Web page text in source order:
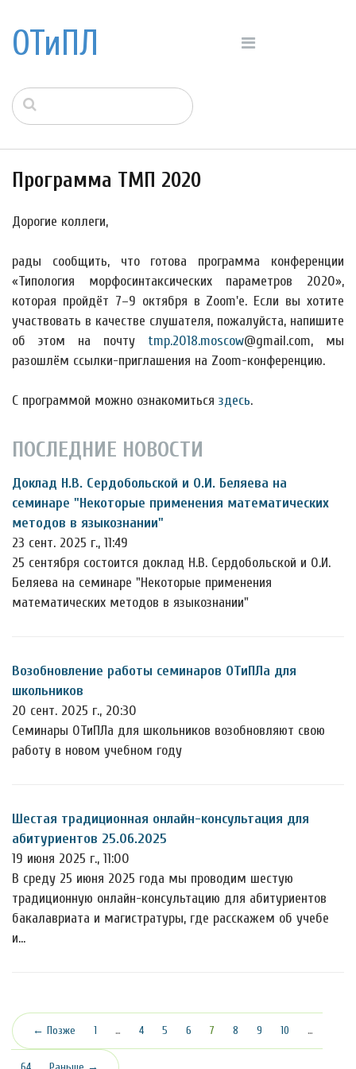
ОТиПЛ
Программа ТМП 2020
Дорогие коллеги,
рады сообщить, что готова программа конференции
«Типология морфосинтаксических параметров 2020»,
которая пройдёт 7–9 октября в Zoom'е. Если вы хотите
участвовать в качестве слушателя, пожалуйста, напишите
об этом на почту tmp.2018.moscow@gmail.com, мы
разошлём ссылки-приглашения на Zoom-конференцию.
С программой можно ознакомитьсяздесь.
ПОСЛЕДНИЕ НОВОСТИ
Доклад Н.В. Сердобольской и О.И. Беляева на
семинаре "Некоторые применения математических
методов в языкознании"
23 сент. 2025 г., 11:49
25 сентября состоится доклад Н.В. Сердобольской и О.И.
Беляева на семинаре "Некоторые применения
математических методов в языкознании"
Возобновление работы семинаров ОТиПЛа для
школьников
20 сент. 2025 г., 20:30
Семинары ОТиПЛа для школьников возобновляют свою
работу в новом учебном году
Шестая традиционная онлайн-консультация для
абитуриентов 25.06.2025
19 июня 2025 г., 11:00
В среду 25 июня 2025 года мы проводим шестую
традиционную онлайн-консультацию для абитуриентов
бакалавриата и магистратуры, где расскажем об учебе
и…
← Позже 1 … 4 5 6 7 (текущая)
8 9 10 …